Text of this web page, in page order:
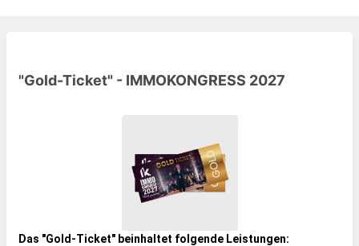
"Gold-Ticket" - IMMOKONGRESS 2027
Das "Gold-Ticket" beinhaltet folgende Leistungen: